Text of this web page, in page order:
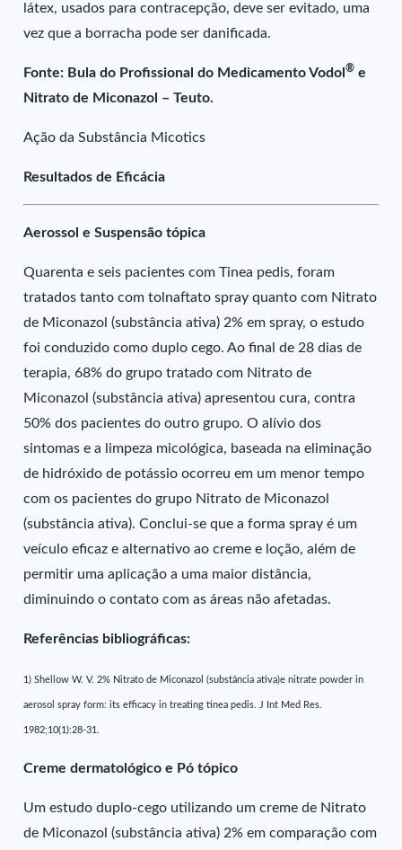
látex, usados para contracepção, deve ser evitado, uma
vez que a borracha pode ser danificada.
Fonte: Bula do Profissional do Medicamento Vodol® e
Nitrato de Miconazol – Teuto.
Ação da Substância Micotics
Resultados de Eficácia
Aerossol e Suspensão tópica
Quarenta e seis pacientes com Tinea pedis, foram
tratados tanto com tolnaftato spray quanto com Nitrato
de Miconazol (substância ativa) 2% em spray, o estudo
foi conduzido como duplo cego. Ao final de 28 dias de
terapia, 68% do grupo tratado com Nitrato de
Miconazol (substância ativa) apresentou cura, contra
50% dos pacientes do outro grupo. O alívio dos
sintomas e a limpeza micológica, baseada na eliminação
de hidróxido de potássio ocorreu em um menor tempo
com os pacientes do grupo Nitrato de Miconazol
(substância ativa). Conclui-se que a forma spray é um
veículo eficaz e alternativo ao creme e loção, além de
permitir uma aplicação a uma maior distância,
diminuindo o contato com as áreas não afetadas.
Referências bibliográficas:
1) Shellow W. V. 2% Nitrato de Miconazol (substância ativa)e nitrate powder in
aerosol spray form: its efficacy in treating tinea pedis. J Int Med Res.
1982;10(1):28-31.
Creme dermatológico e Pó tópico
Um estudo duplo-cego utilizando um creme de Nitrato
de Miconazol (substância ativa) 2% em comparação com